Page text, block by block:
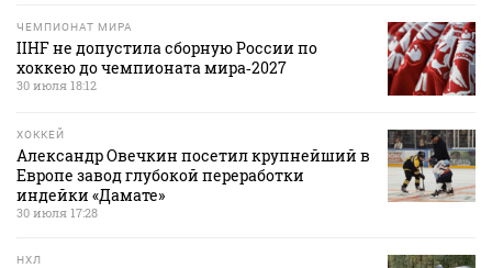
ЧЕМПИОНАТ МИРА
IIHF не допустила сборную России по
хоккею до чемпионата мира‑2027
30 июля 18:12
ХОККЕЙ
Александр Овечкин посетил крупнейший в
Европе завод глубокой переработки
индейки «Дамате»
30 июля 17:28
НХЛ